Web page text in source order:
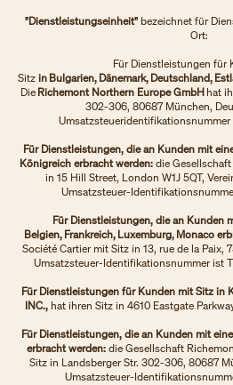
"Dienstleistungseinheit"bezeichnet für
Ort:
Für Dienstleistungen für
Sitz in Bulgarien, Dänemark, Deutschland,
Die Richemont Northern Europe GmbH hat
302-306, 80687 München,
Umsatzsteueridentifikationsnummer
Für Dienstleistungen, die an Kunden mit
Königreich erbracht werden: die
in 15 Hill Street, London W1J 5QT,
Umsatzsteuer-
Für Dienstleistungen, die an Kunden
Belgien, Frankreich, Luxemburg, Monaco
Société Cartier mit Sitz in 13, rue de la Paix,
Umsatzsteuer-Identifikationsnummer ist
Für Dienstleistungen für Kunden mit Sitz in
INC., hat ihren Sitz in 4610 Eastgate
Für Dienstleistungen, die an Kunden mit
erbracht werden:die Gesellschaft
Sitz in Landsberger Str. 302-306, 80687
Umsatzsteuer-